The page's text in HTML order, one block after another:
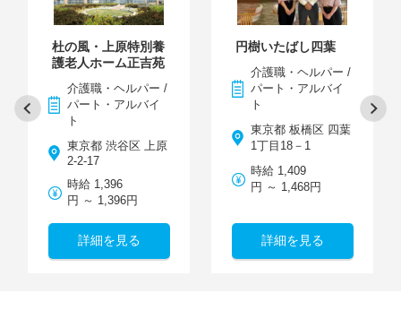
杜の風・上原特別養
護老人ホーム正吉苑
介護職・ヘルパー /
パート・アルバイ
ト
東京都 渋谷区 上原
2-2-17
時給 1,396
円 ～ 1,396円
詳細を見る
円樹いたばし四葉
介護職・ヘルパー /
パート・アルバイ
ト
東京都 板橋区 四葉
1丁目18－1
時給 1,409
円 ～ 1,468円
詳細を見る